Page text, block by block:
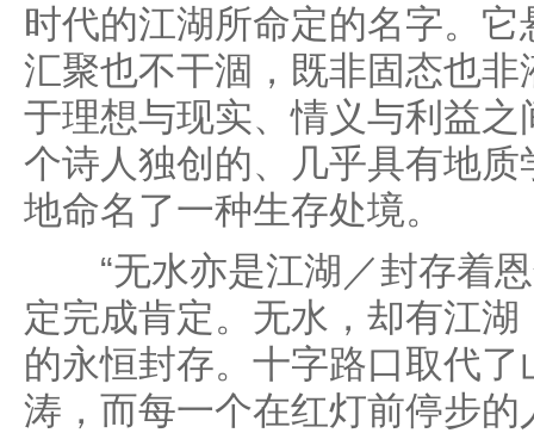
时代的江湖所命定的名字。
汇聚也不干涸，既非固态也
于理想与现实、情义与利益
个诗人独创的、几乎具有地
地命名了一种生存处境。
“无水亦是江湖／封存着
定完成肯定。无水，却有江
的永恒封存。十字路口取代
涛，而每一个在红灯前停步